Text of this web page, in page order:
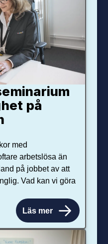
på
med
arbetslösa än
på jobbet av att
Vad kan vi göra
Läs mer